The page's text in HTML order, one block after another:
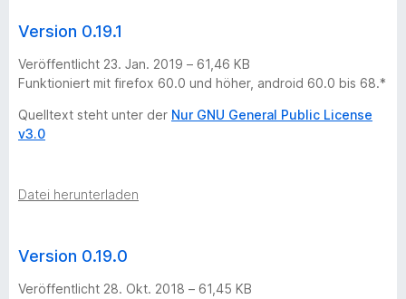
Version 0.19.1
Veröffentlicht 23. Jan. 2019 – 61,46 KB
Funktioniert mit firefox 60.0 und höher, android 60.0 bis 68.*
Quelltext steht unter der Nur GNU General Public License
v3.0
Datei herunterladen
Version 0.19.0
Veröffentlicht 28. Okt. 2018 – 61,45 KB